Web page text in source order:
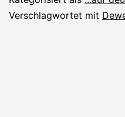
Verschlagwortet mit